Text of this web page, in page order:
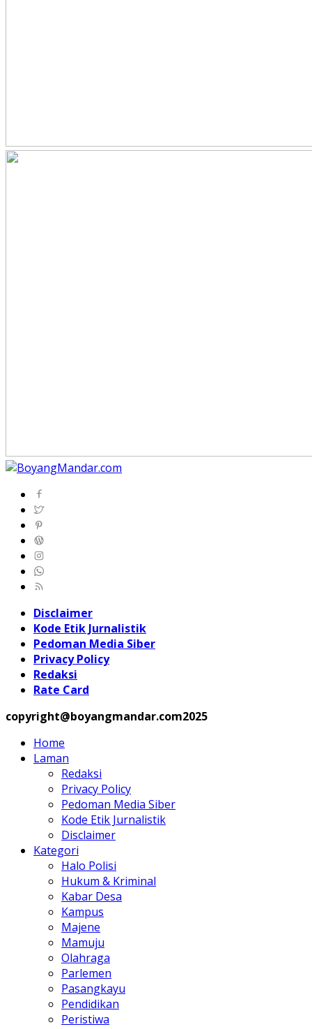
Disclaimer
Kode Etik Jurnalistik
Pedoman Media Siber
Privacy Policy
Redaksi
Rate Card
copyright@boyangmandar.com2025
Home
Laman
Redaksi
Privacy Policy
Pedoman Media Siber
Kode Etik Jurnalistik
Disclaimer
Kategori
Halo Polisi
Hukum & Kriminal
Kabar Desa
Kampus
Majene
Mamuju
Olahraga
Parlemen
Pasangkayu
Pendidikan
Peristiwa